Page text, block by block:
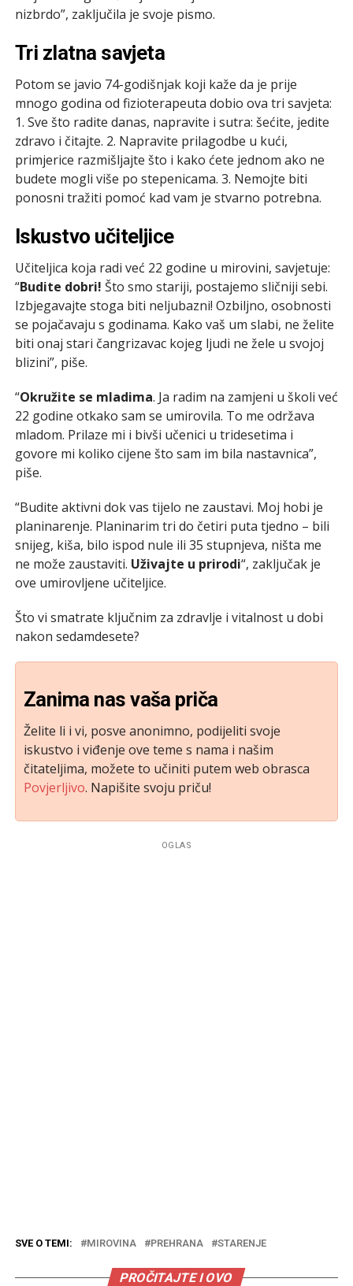
nizbrdo”, zaključila je svoje pismo.
Tri zlatna savjeta
Potom se javio 74-godišnjak koji kaže da je prije
mnogo godina od fizioterapeuta dobio ova tri savjeta:
1. Sve što radite danas, napravite i sutra: šećite, jedite
zdravo i čitajte. 2. Napravite prilagodbe u kući,
primjerice razmišljajte što i kako ćete jednom ako ne
budete mogli više po stepenicama. 3. Nemojte biti
ponosni tražiti pomoć kad vam je stvarno potrebna.
Iskustvo učiteljice
Učiteljica koja radi već 22 godine u mirovini, savjetuje:
“Budite dobri! Što smo stariji, postajemo sličniji sebi.
Izbjegavajte stoga biti neljubazni! Ozbiljno, osobnosti
se pojačavaju s godinama. Kako vaš um slabi, ne želite
biti onaj stari čangrizavac kojeg ljudi ne žele u svojoj
blizini”, piše.
“Okružite se mladima. Ja radim na zamjeni u školi već
22 godine otkako sam se umirovila. To me održava
mladom. Prilaze mi i bivši učenici u tridesetima i
govore mi koliko cijene što sam im bila nastavnica”,
piše.
“Budite aktivni dok vas tijelo ne zaustavi. Moj hobi je
planinarenje. Planinarim tri do četiri puta tjedno – bili
snijeg, kiša, bilo ispod nule ili 35 stupnjeva, ništa me
ne može zaustaviti. Uživajte u prirodi“, zaključak je
ove umirovljene učiteljice.
Što vi smatrate ključnim za zdravlje i vitalnost u dobi
nakon sedamdesete?
Zanima nas vaša priča
Želite li i vi, posve anonimno, podijeliti svoje
iskustvo i viđenje ove teme s nama i našim
čitateljima, možete to učiniti putem web obrasca
Povjerljivo. Napišite svoju priču!
OGLAS
SVE O TEMI: MIROVINA PREHRANA STARENJE
PROČITAJTE I OVO